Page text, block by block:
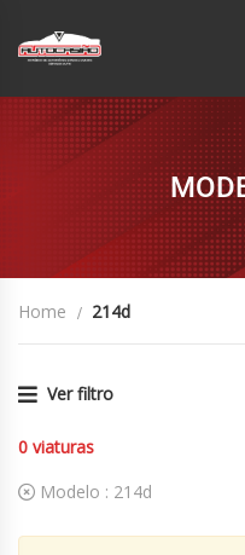
Home 214d
Ver filtro
0 viaturas
Modelo : 214d